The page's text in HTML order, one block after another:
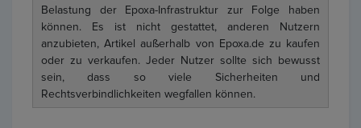
Belastung der Epoxa-Infrastruktur zur Folge haben
können. Es ist nicht gestattet, anderen Nutzern
anzubieten, Artikel außerhalb von Epoxa.de zu kaufen
oder zu verkaufen. Jeder Nutzer sollte sich bewusst
sein, dass so viele Sicherheiten und
Rechtsverbindlichkeiten wegfallen können.